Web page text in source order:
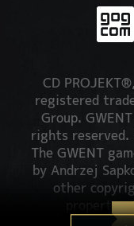
CD
registered
Group.
rights reserved.
The GWENT
by Andrzej
other
property